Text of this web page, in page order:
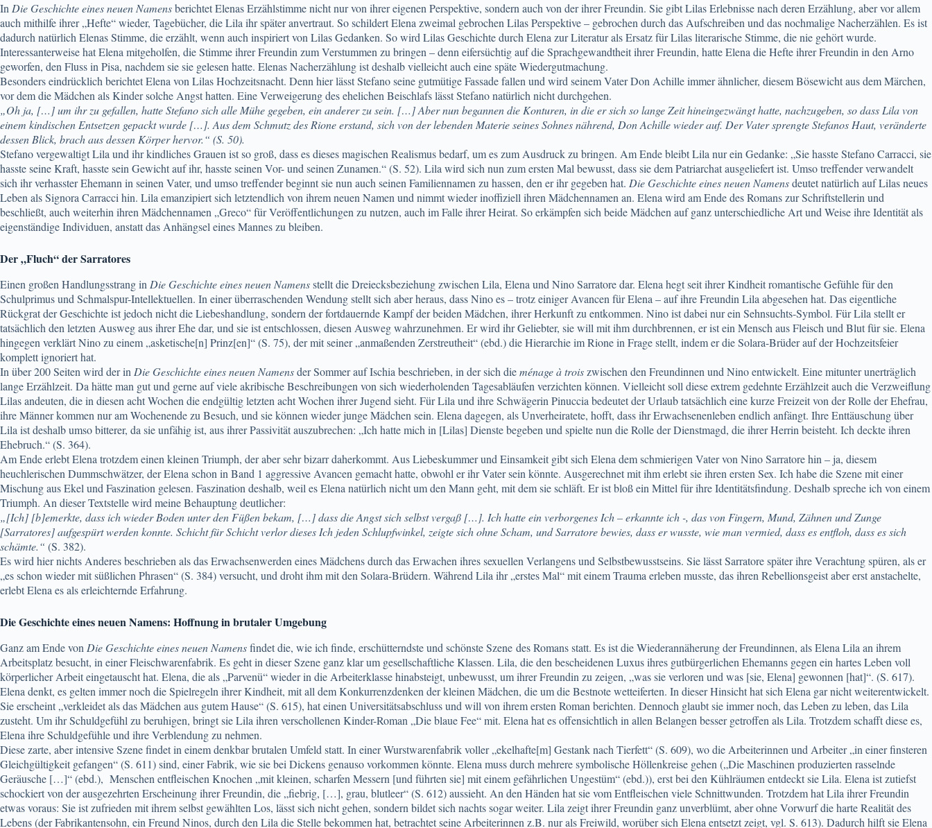
InDie Geschichte eines neuen Namensberichtet Elenas Erzählstimme nicht nur von ihrer eigenen Perspektive, sondern auch von der ihrer Freundin. Sie gibt Lilas Erlebnisse nach deren Erzählung, aber vor allem
auch mithilfe ihrer „Hefte“ wieder, Tagebücher, die Lila ihr später anvertraut. So schildert Elena zweimal gebrochen Lilas Perspektive – gebrochen durch das Aufschreiben und das nochmalige Nacherzählen. Es ist
dadurch natürlich Elenas Stimme, die erzählt, wenn auch inspiriert von Lilas Gedanken. So wird Lilas Geschichte durch Elena zur Literatur als Ersatz für Lilas literarische Stimme, die nie gehört wurde.
Interessanterweise hat Elena mitgeholfen, die Stimme ihrer Freundin zum Verstummen zu bringen – denn eifersüchtig auf die Sprachgewandtheit ihrer Freundin, hatte Elena die Hefte ihrer Freundin in den Arno
geworfen, den Fluss in Pisa, nachdem sie sie gelesen hatte. Elenas Nacherzählung ist deshalb vielleicht auch eine späte Wiedergutmachung.
Besonders eindrücklich berichtet Elena von Lilas Hochzeitsnacht. Denn hier lässt Stefano seine gutmütige Fassade fallen und wird seinem Vater Don Achille immer ähnlicher, diesem Bösewicht aus dem Märchen,
vor dem die Mädchen als Kinder solche Angst hatten. Eine Verweigerung des ehelichen Beischlafs lässt Stefano natürlich nicht durchgehen.
„Oh ja, […] um ihr zu gefallen, hatte Stefano sich alle Mühe gegeben, ein anderer zu sein. […] Aber nun begannen die Konturen, in die er sich so lange Zeit hineingezwängt hatte, nachzugeben, so dass Lila von
einem kindischen Entsetzen gepackt wurde […]. Aus dem Schmutz des Rione erstand, sich von der lebenden Materie seines Sohnes nährend, Don Achille wieder auf. Der Vater sprengte Stefanos Haut, veränderte
dessen Blick, brach aus dessen Körper hervor.“ (S. 50).
Stefano vergewaltigt Lila und ihr kindliches Grauen ist so groß, dass es dieses magischen Realismus bedarf, um es zum Ausdruck zu bringen. Am Ende bleibt Lila nur ein Gedanke: „Sie hasste Stefano Carracci, sie
hasste seine Kraft, hasste sein Gewicht auf ihr, hasste seinen Vor- und seinen Zunamen.“ (S. 52). Lila wird sich nun zum ersten Mal bewusst, dass sie dem Patriarchat ausgeliefert ist. Umso treffender verwandelt
sich ihr verhasster Ehemann in seinen Vater, und umso treffender beginnt sie nun auch seinen Familiennamen zu hassen, den er ihr gegeben hat. Die Geschichte eines neuen Namensdeutet natürlich auf Lilas neues
Leben als Signora Carracci hin. Lila emanzipiert sich letztendlich von ihrem neuen Namen und nimmt wieder inoffiziell ihren Mädchennamen an. Elena wird am Ende des Romans zur Schriftstellerin und
beschließt, auch weiterhin ihren Mädchennamen „Greco“ für Veröffentlichungen zu nutzen, auch im Falle ihrer Heirat. So erkämpfen sich beide Mädchen auf ganz unterschiedliche Art und Weise ihre Identität als
eigenständige Individuen, anstatt das Anhängsel eines Mannes zu bleiben.
Der „Fluch“ der Sarratores
Einen großen Handlungsstrang in Die Geschichte eines neuen Namensstellt die Dreiecksbeziehung zwischen Lila, Elena und Nino Sarratore dar. Elena hegt seit ihrer Kindheit romantische Gefühle für den
Schulprimus und Schmalspur-Intellektuellen. In einer überraschenden Wendung stellt sich aber heraus, dass Nino es – trotz einiger Avancen für Elena – auf ihre Freundin Lila abgesehen hat. Das eigentliche
Rückgrat der Geschichte ist jedoch nicht die Liebeshandlung, sondern der fortdauernde Kampf der beiden Mädchen, ihrer Herkunft zu entkommen. Nino ist dabei nur ein Sehnsuchts-Symbol. Für Lila stellt er
tatsächlich den letzten Ausweg aus ihrer Ehe dar, und sie ist entschlossen, diesen Ausweg wahrzunehmen. Er wird ihr Geliebter, sie will mit ihm durchbrennen, er ist ein Mensch aus Fleisch und Blut für sie. Elena
hingegen verklärt Nino zu einem „asketische[n] Prinz[en]“ (S. 75), der mit seiner „anmaßenden Zerstreutheit“ (ebd.) die Hierarchie im Rione in Frage stellt, indem er die Solara-Brüder auf der Hochzeitsfeier
komplett ignoriert hat.
In über 200 Seiten wird der in Die Geschichte eines neuen Namensder Sommer auf Ischia beschrieben, in der sich dieménage à troiszwischen den Freundinnen und Nino entwickelt. Eine mitunter unerträglich
lange Erzählzeit. Da hätte man gut und gerne auf viele akribische Beschreibungen von sich wiederholenden Tagesabläufen verzichten können. Vielleicht soll diese extrem gedehnte Erzählzeit auch die Verzweiflung
Lilas andeuten, die in diesen acht Wochen die endgültig letzten acht Wochen ihrer Jugend sieht. Für Lila und ihre Schwägerin Pinuccia bedeutet der Urlaub tatsächlich eine kurze Freizeit von der Rolle der Ehefrau,
ihre Männer kommen nur am Wochenende zu Besuch, und sie können wieder junge Mädchen sein. Elena dagegen, als Unverheiratete, hofft, dass ihr Erwachsenenleben endlich anfängt. Ihre Enttäuschung über
Lila ist deshalb umso bitterer, da sie unfähig ist, aus ihrer Passivität auszubrechen: „Ich hatte mich in [Lilas] Dienste begeben und spielte nun die Rolle der Dienstmagd, die ihrer Herrin beisteht. Ich deckte ihren
Ehebruch.“ (S. 364).
Am Ende erlebt Elena trotzdem einen kleinen Triumph, der aber sehr bizarr daherkommt. Aus Liebeskummer und Einsamkeit gibt sich Elena dem schmierigen Vater von Nino Sarratore hin – ja, diesem
heuchlerischen Dummschwätzer, der Elena schon in Band 1 aggressive Avancen gemacht hatte, obwohl er ihr Vater sein könnte. Ausgerechnet mit ihm erlebt sie ihren ersten Sex. Ich habe die Szene mit einer
Mischung aus Ekel und Faszination gelesen. Faszination deshalb, weil es Elena natürlich nicht um den Mann geht, mit dem sie schläft. Er ist bloß ein Mittel für ihre Identitätsfindung. Deshalb spreche ich von einem
Triumph. An dieser Textstelle wird meine Behauptung deutlicher:
„[Ich] [b]emerkte, dass ich wieder Boden unter den Füßen bekam, […] dass die Angst sich selbst vergaß […]. Ich hatte ein verborgenes Ich – erkannte ich -, das von Fingern, Mund, Zähnen und Zunge
[Sarratores] aufgespürt werden konnte. Schicht für Schicht verlor dieses Ich jeden Schlupfwinkel, zeigte sich ohne Scham, und Sarratore bewies, dass er wusste, wie man vermied, dass es entfloh, dass es sich
schämte.“ (S. 382).
Es wird hier nichts Anderes beschrieben als das Erwachsenwerden eines Mädchens durch das Erwachen ihres sexuellen Verlangens und Selbstbewusstseins. Sie lässt Sarratore später ihre Verachtung spüren, als er
„es schon wieder mit süßlichen Phrasen“ (S. 384) versucht, und droht ihm mit den Solara-Brüdern. Während Lila ihr „erstes Mal“ mit einem Trauma erleben musste, das ihren Rebellionsgeist aber erst anstachelte,
erlebt Elena es als erleichternde Erfahrung.
Die Geschichte eines neuen Namens: Hoffnung in brutaler Umgebung
Ganz am Ende von Die Geschichte eines neuen Namensfindet die, wie ich finde, erschütterndste und schönste Szene des Romans statt. Es ist die Wiederannäherung der Freundinnen, als Elena Lila an ihrem
Arbeitsplatz besucht, in einer Fleischwarenfabrik. Es geht in dieser Szene ganz klar um gesellschaftliche Klassen. Lila, die den bescheidenen Luxus ihres gutbürgerlichen Ehemanns gegen ein hartes Leben voll
körperlicher Arbeit eingetauscht hat. Elena, die als „Parvenü“ wieder in die Arbeiterklasse hinabsteigt, unbewusst, um ihrer Freundin zu zeigen, „was sie verloren und was [sie, Elena] gewonnen [hat]“. (S. 617).
Elena denkt, es gelten immer noch die Spielregeln ihrer Kindheit, mit all dem Konkurrenzdenken der kleinen Mädchen, die um die Bestnote wetteiferten. In dieser Hinsicht hat sich Elena gar nicht weiterentwickelt.
Sie erscheint „verkleidet als das Mädchen aus gutem Hause“ (S. 615), hat einen Universitätsabschluss und will von ihrem ersten Roman berichten. Dennoch glaubt sie immer noch, das Leben zu leben, das Lila
zusteht. Um ihr Schuldgefühl zu beruhigen, bringt sie Lila ihren verschollenen Kinder-Roman „Die blaue Fee“ mit. Elena hat es offensichtlich in allen Belangen besser getroffen als Lila. Trotzdem schafft diese es,
Elena ihre Schuldgefühle und ihre Verblendung zu nehmen.
Diese zarte, aber intensive Szene findet in einem denkbar brutalen Umfeld statt. In einer Wurstwarenfabrik voller „ekelhafte[m] Gestank nach Tierfett“ (S. 609), wo die Arbeiterinnen und Arbeiter „in einer finsteren
Gleichgültigkeit gefangen“ (S. 611) sind, einer Fabrik, wie sie bei Dickens genauso vorkommen könnte. Elena muss durch mehrere symbolische Höllenkreise gehen („Die Maschinen produzierten rasselnde
Geräusche […]“ (ebd.), Menschen entfleischen Knochen „mit kleinen, scharfen Messern [und führten sie] mit einem gefährlichen Ungestüm“ (ebd.)), erst bei den Kühlräumen entdeckt sie Lila. Elena ist zutiefst
schockiert von der ausgezehrten Erscheinung ihrer Freundin, die „fiebrig, […], grau, blutleer“ (S. 612) aussieht. An den Händen hat sie vom Entfleischen viele Schnittwunden. Trotzdem hat Lila ihrer Freundin
etwas voraus: Sie ist zufrieden mit ihrem selbst gewählten Los, lässt sich nicht gehen, sondern bildet sich nachts sogar weiter. Lila zeigt ihrer Freundin ganz unverblümt, aber ohne Vorwurf die harte Realität des
Lebens (der Fabrikantensohn, ein Freund Ninos, durch den Lila die Stelle bekommen hat, betrachtet seine Arbeiterinnen z.B. nur als Freiwild, worüber sich Elena entsetzt zeigt, vgl. S. 613). Dadurch hilft sie Elena